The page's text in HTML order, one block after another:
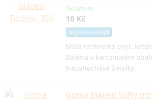
Skladem
10 Kč
Nejprodávanější
Malá technická pryž,
Balená v kartonovém
Nezanechává žmolky.
Guma Maped Softy